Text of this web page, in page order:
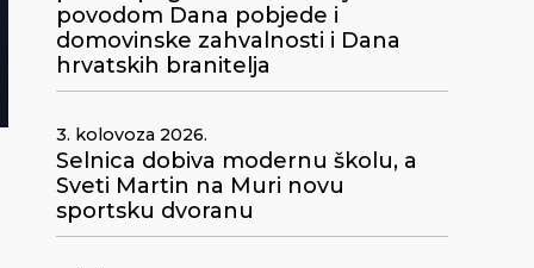
povodom Dana pobjede i
domovinske zahvalnosti i Dana
hrvatskih branitelja
3. kolovoza 2026.
Selnica dobiva modernu školu, a
Sveti Martin na Muri novu
sportsku dvoranu